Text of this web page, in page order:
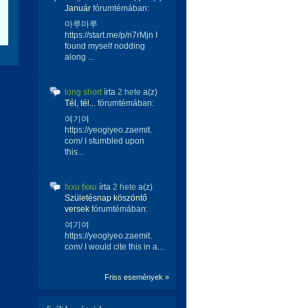
Január fórumtémában:
마루마루
https://start.me/p/n7rMjn I
found myself nodding
along ...
long shortírta 2 hete a(z)
Tél, tél... fórumtémában:
여기여
https://yeogiyeo.zaemit.
com/ I stumbled upon
this...
fxxu fxxu írta 2 hete a(z)
Születésnap köszöntő
versek fórumtémában:
여기여
https://yeogiyeo.zaemit.
com/ I would cite this in a...
Friss események »